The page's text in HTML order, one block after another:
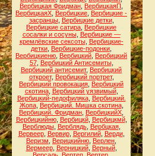
Вербицкая Фридман ВербицкаяП
ВербицкаяХ Вербицкие Вербицкие -
засранцы, Вербицкие детки,
Вербицкие сатира Вербицкие
сосалки и сосуны, Вербицкие —
кремлёвские сексоты, Вербицкие-
детки Вербицкие-подонки
Вербицкиеню Вербицкий Вербицкий
57, Вербицкий Антисемиты,
Вербицкий антисемит, Вербицкий
откроет, Вербицкий портрет,
Вербицкий провокация Вербицкий
скотина, Вербицкий уязвимый,
Вербицкий-педофиляка, Вербицкий.
Жопа, Вербицкий. Мишка скотина,
Вербицкий. Фридман ВербицкийХ
Вербицкийню, Вербицкй, Вербицкмй,
Верблюды, Верблядь, Вербцкая,
Вервеер, Вервир, Вергилий, Верди,
Веризм
Верицкийню Верлен
Вермеер, Верницкий, Верный,